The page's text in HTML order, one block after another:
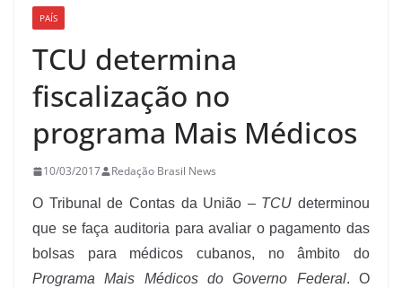
PAÍS
TCU determina
fiscalização no
programa Mais Médicos
10/03/2017 Redação Brasil News
O Tribunal de Contas da União – TCU determinou
que se faça auditoria para avaliar o pagamento das
bolsas para médicos cubanos, no âmbito do
Programa Mais Médicos do Governo Federal. O